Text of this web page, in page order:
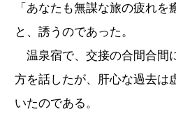
「あなたも無謀な旅の疲れを
と、誘うのであった。
温泉宿で、交接の合間合間
方を話したが、肝心な過去は
いたのである。